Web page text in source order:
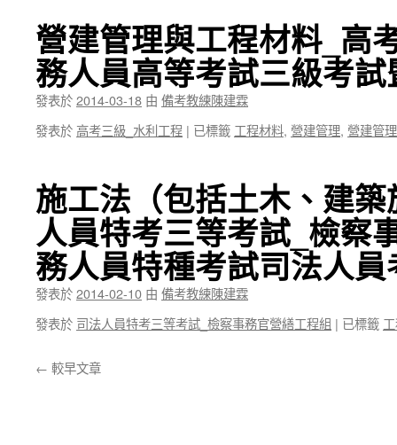
營建管理與工程材料_高
務人員高等考試三級考
發表於2014-03-18 由 備考教練陳建霖
發表於 高考三級_水利工程 | 已標籤 工程材料, 營建管理, 營建管
施工法（包括土木、建
人員特考三等考試_檢察
務人員特種考試司法人員
發表於2014-02-10 由 備考教練陳建霖
發表於 司法人員特考三等考試_檢察事務官營繕工程組 | 已標籤
← 較早文章